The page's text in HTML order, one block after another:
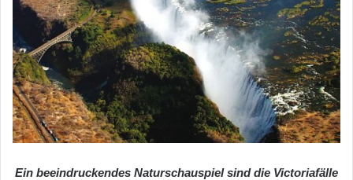
Ein beeindruckendes Naturschauspiel sind die Victoriafälle